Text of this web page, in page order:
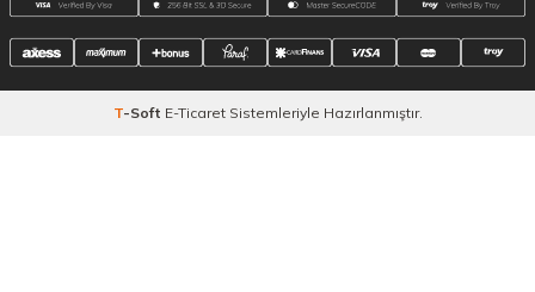
T-Soft E-TicaretSistemleriyle Hazırlanmıştır.